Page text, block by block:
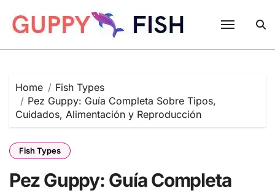
content
Home
Fish Types
Pez Guppy: Guía Completa Sobre Tipos,
Cuidados, Alimentación y Reproducción
Fish Types
Pez Guppy: Guía Completa